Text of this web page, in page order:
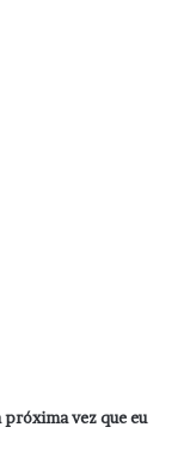
próxima vez que eu